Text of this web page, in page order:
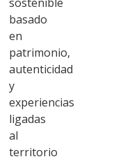
basado
en
patrimonio,
autenticidad
y
experiencias
ligadas
al
territorio